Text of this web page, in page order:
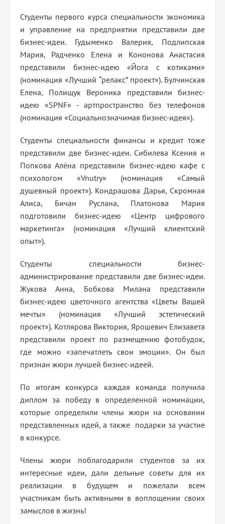
Студенты первого курса специальности экономика
и управление на предприятии представили две
бизнес-идеи. Гудыменко Валерия, Подлипская
Мария, Радченко Елена и Кононова Анастасия
представили бизнес-идею «Йога с котиками»
(номинация «Лучший “релакс” проект»). Булчинская
Елена, Полищук Вероника представили бизнес-
идею «SPNF» - артпространство без телефонов
(номинация «Социальнозначимая бизнес-идея»).
Студенты специальности финансы и кредит тоже
представили две бизнес-идеи. Сибилева Ксения и
Попкова Алёна представили бизнес-идею кафе с
психологом «Vnutry» (номинация «Самый
душевный проект»). Кондрашова Дарья, Скромная
Алиса, Бичан Руслана, Платонова Мария
подготовили бизнес-идею «Центр цифрового
маркетинга» (номинация «Лучший клиентский
опыт»).
Студенты специальности бизнес-
администрирование представили две бизнес-идеи.
Жукова Анна, Бобкова Милана представили
бизнес-идею цветочного агентства «Цветы Вашей
мечты» (номинация «Лучший эстетический
проект»). Котлярова Виктория, Ярошевич Елизавета
представили проект по размещению фотобудок,
где можно «запечатлеть свои эмоции». Он был
признан жюри лучшей бизнес-идеей.
По итогам конкурса каждая команда получила
диплом за победу в определенной номинации,
которые определили члены жюри на основании
представленных идей, а также подарки за участие
в конкурсе.
Члены жюри поблагодарили студентов за их
интересные идеи, дали дельные советы для их
реализации в будущем и пожелали всем
участникам быть активными в воплощении своих
замыслов в жизнь!